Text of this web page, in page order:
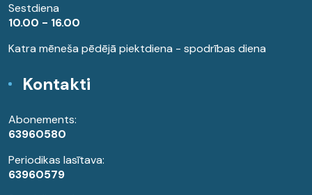
Sestdiena
10.00 - 16.00
Katra mēneša pēdējā piektdiena - spodrības diena
Kontakti
Abonements:
63960580
Periodikas lasītava:
63960579